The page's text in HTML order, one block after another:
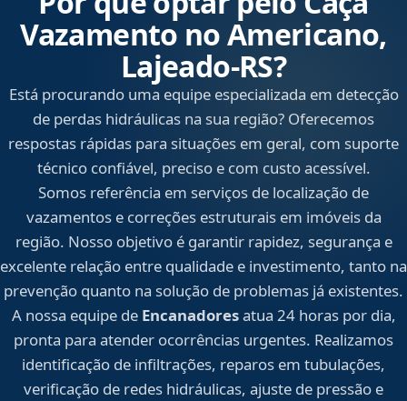
Vazamento no Americano,
Lajeado‑RS?
Está procurando uma equipe especializada em detecção
de perdas hidráulicas na sua região? Oferecemos
respostas rápidas para situações em geral, com suporte
técnico confiável, preciso e com custo acessível.
Somos referência em serviços de localização de
vazamentos e correções estruturais em imóveis da
região. Nosso objetivo é garantir rapidez, segurança e
excelente relação entre qualidade e investimento, tanto na
prevenção quanto na solução de problemas já existentes.
A nossa equipe de Encanadoresatua 24 horas por dia,
pronta para atender ocorrências urgentes. Realizamos
identificação de infiltrações, reparos em tubulações,
verificação de redes hidráulicas, ajuste de pressão e